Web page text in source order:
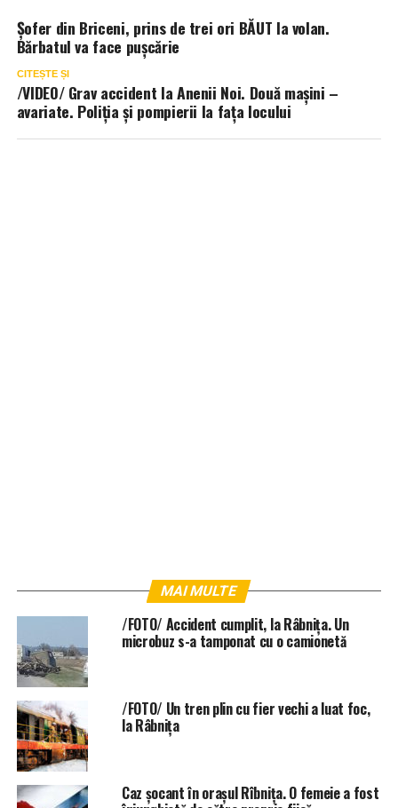
Șofer din Briceni, prins de trei ori BĂUT la volan.
Bărbatul va face pușcărie
CITEȘTE ȘI
/VIDEO/ Grav accident la Anenii Noi. Două mașini –
avariate. Poliția și pompierii la fața locului
MAI MULTE
/FOTO/ Accident cumplit, la Râbnița. Un
microbuz s-a tamponat cu o camionetă
/FOTO/ Un tren plin cu fier vechi a luat foc,
la Râbnița
Caz şocant în oraşul Rîbniţa. O femeie a fost